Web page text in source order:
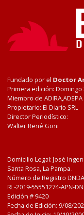
Fundado por el Doctor
Primera edición: Domingo
Miembro de ADIRA,ADEPA
Propietario: El Diario SRL
Director Periodístico:
Walter René Goñi
Domicilio Legal: José
Santa Rosa, La Pampa.
Número de Registro
RL-2019-55551274-APN-
Edición # 9420
Fecha de Edición: 9/08/